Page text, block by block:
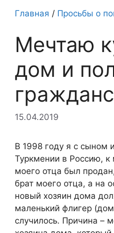
Главная / Просьбы о
Мечтаю
дом и
15.04.2019
В 1998 году я с сыном
Туркмении в Россию,
моего отца был
брат моего отца, а на
новый хозяин дома
маленький флигер
случилось. Причина –